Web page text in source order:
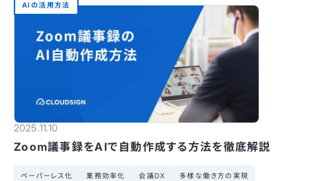
AIの活用方法
2025.11.10
Zoom議事録をAIで自動作成する方法を徹底解説
ペーパーレス化 業務効率化 会議DX 多様な働き方の実現